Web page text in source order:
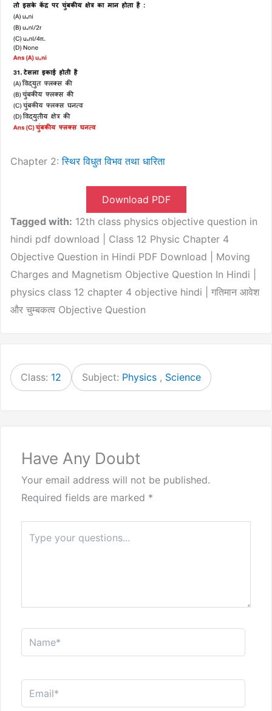
Chapter 2:स्थिर विधुतविभव तथा धारिता
Download PDF
Tagged with: 12th class physics objective question in
hindi pdf download | Class 12 Physic Chapter 4
Objective Question in Hindi PDF Download | Moving
Charges and Magnetism Objective Question In Hindi |
physics class 12 chapter 4 objective hindi | गतिमान आवेश
और चुम्बकत्व Objective Question
Class: 12 Subject: Physics , Science
Have Any Doubt
Your email address will not be published.
Required fields are marked *
here..
Name*
Email*